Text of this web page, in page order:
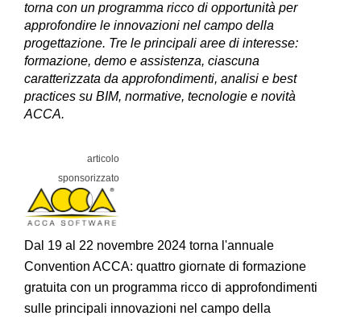
torna con un programma ricco di opportunità per
approfondire le innovazioni nel campo della
progettazione. Tre le principali aree di interesse:
formazione, demo e assistenza, ciascuna
caratterizzata da approfondimenti, analisi e best
practices su BIM, normative, tecnologie e novità
ACCA.
Dal 19 al 22 novembre 2024 torna l'annuale
Convention ACCA: quattro giornate di formazione
gratuita con un programma ricco di approfondimenti
sulle principali innovazioni nel campo della